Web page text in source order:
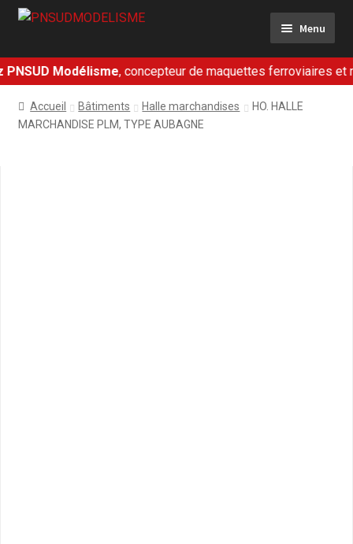
Aller
navigation
Aller
Menu
Ferroviaire
Militaire
Modélisme, concepteur de maquettes ferroviaires et
Accueil Bâtiments Halle marchandises
HO. HALLE
MARCHANDISE PLM, TYPE AUBAGNE